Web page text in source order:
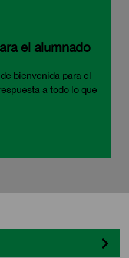
el alumnado
bienvenida para el
a todo lo que